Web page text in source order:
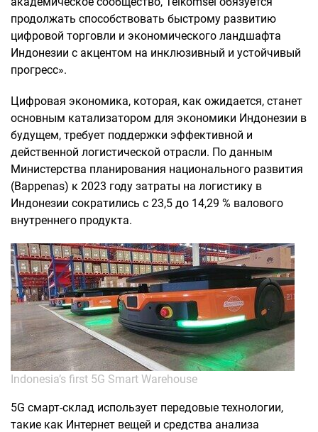
продолжать способствовать быстрому развитию
цифровой торговли и экономического ландшафта
Индонезии с акцентом на инклюзивный и устойчивый
прогресс».
Цифровая экономика, которая, как ожидается, станет
основным катализатором для экономики Индонезии в
будущем, требует поддержки эффективной и
действенной логистической отрасли. По данным
Министерства планирования национального развития
(Bappenas) к 2023 году затраты на логистику в
Индонезии сократились с 23,5 до 14,29 % валового
внутреннего продукта.
Indonesia’s first 5G Smart Warehouse
5G смарт-склад использует передовые технологии,
такие как Интернет вещей и средства анализа